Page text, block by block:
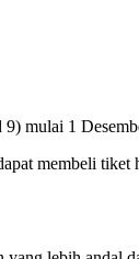
mulai 1
membeli tiket